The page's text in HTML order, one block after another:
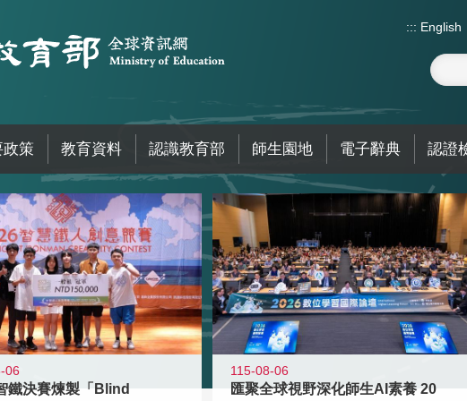
::: English
策 教育資料 認識教育部 師生園地 電子辭典 認證
06
鐵決賽煉製「Blind
115-08-06
匯聚全球視野深化師生AI素養 20